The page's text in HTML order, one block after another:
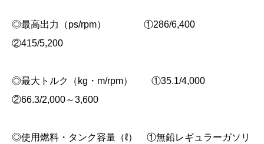
◎最高出力（ps/rpm） ①286/6,400
②415/5,200
◎最大トルク（kg・m/rpm） ①35.1/4,000
②66.3/2,000～3,600
◎使用燃料・タンク容量（ℓ） ①無鉛レギュラーガソリ